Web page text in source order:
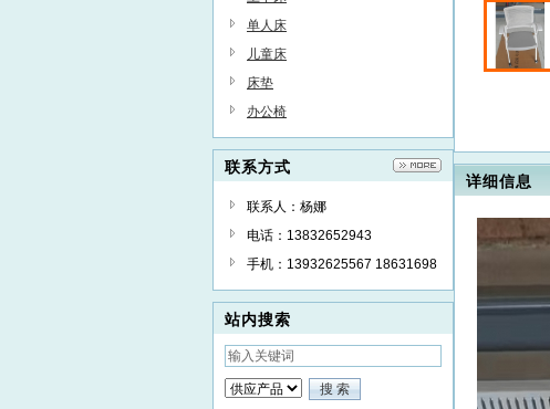
单人床
儿童床
床垫
办公椅
联系方式
联系人：杨娜
电话：13832652943
手机：13932625567 18631698
056
站内搜索
详细信息